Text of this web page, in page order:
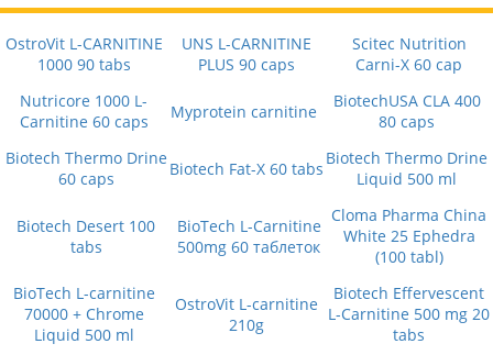
OstroVit L-CARNITINE
1000 90 tabs
UNS L-CARNITINE
PLUS 90 caps
Scitec Nutrition
Carni-X 60 cap
Nutricore 1000 L-
Carnitine 60 caps
Myprotein carnitine
BiotechUSA CLA 400
80 caps
Biotech Thermo Drine
60 caps
Biotech Fat-X 60 tabs Biotech Thermo Drine
Liquid 500 ml
Biotech Desert 100
tabs
BioTech L-Carnitine
500mg 60 таблеток
Cloma Pharma China
White 25 Ephedra
(100 tabl)
BioTech L-carnitine
70000 + Chrome
Liquid 500 ml
OstroVit L-carnitine
210g
Biotech Effervescent
L-Carnitine 500 mg 20
tabs